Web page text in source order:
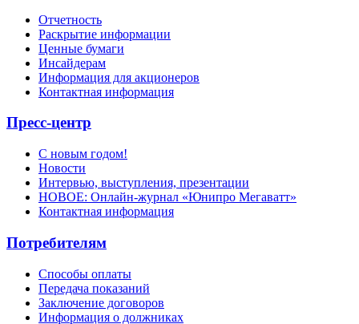
Отчетность
Раскрытие информации
Ценные бумаги
Инсайдерам
Информация для акционеров
Контактная информация
Пресс-центр
С новым годом!
Новости
Интервью, выступления, презентации
НОВОЕ: Онлайн-журнал «Юнипро Мегаватт»
Контактная информация
Потребителям
Способы оплаты
Передача показаний
Заключение договоров
Информация о должниках